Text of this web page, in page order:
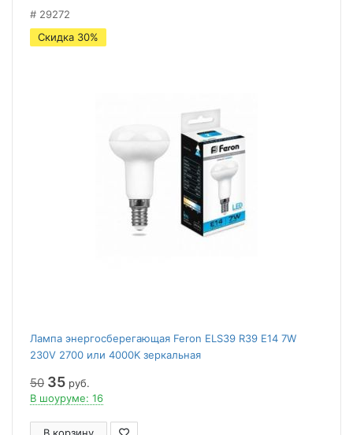
29272
Скидка 30%
Лампа энергосберегающая Feron ELS39 R39 Е14 7W
230V 2700 или 4000K зеркальная
50 35 руб.
В шоуруме: 16